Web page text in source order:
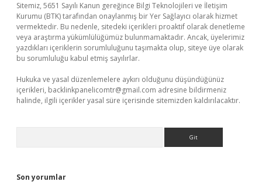
Sitemiz, 5651 Sayılı Kanun gereğince Bilgi Teknolojileri ve İletişim
Kurumu (BTK) tarafından onaylanmış bir Yer Sağlayıcı olarak hizmet
vermektedir. Bu nedenle, sitedeki içerikleri proaktif olarak denetleme
veya araştırma yükümlülüğümüz bulunmamaktadır. Ancak, üyelerimiz
yazdıkları içeriklerin sorumluluğunu taşımakta olup, siteye üye olarak
bu sorumluluğu kabul etmiş sayılırlar.
Hukuka ve yasal düzenlemelere aykırı olduğunu düşündüğünüz
içerikleri, backlinkpanelicomtr@gmail.com adresine bildirmeniz
halinde, ilgili içerikler yasal süre içerisinde sitemizden kaldırılacaktır.
Son yorumlar